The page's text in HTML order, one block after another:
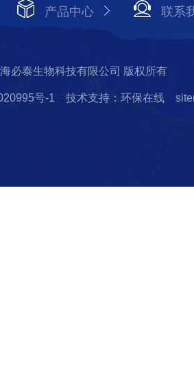
产品中心 联系
必泰生物科技有限公司 版权所有
号-1 技术支持：环保在线